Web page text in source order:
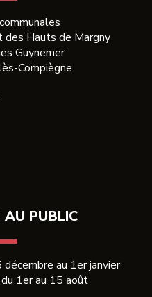
Hauts de Margny
Guynemer
Compiègne
AU PUBLIC
au 1er janvier
1er au 15 août